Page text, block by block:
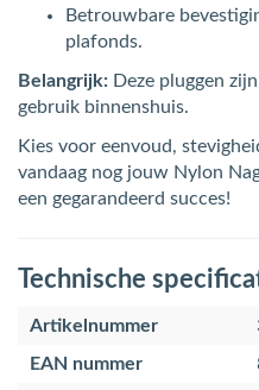
Betrouwbare
plafonds.
Belangrijk: Deze pluggen
gebruik binnenshuis.
Kies voor eenvoud,
vandaag nog jouw Nylon
een gegarandeerd succes!
Technische
Artikelnummer
EAN nummer